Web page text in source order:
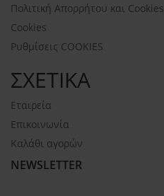
Πολιτική Απορρήτου και Cookies
Cookies
Ρυθμίσεις COOKIES
ΣΧΕΤΙΚΑ
Εταιρεία
Επικοινωνία
Καλάθι αγορών
NEWSLETTER